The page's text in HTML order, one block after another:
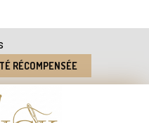
RÉCOMPENSÉE